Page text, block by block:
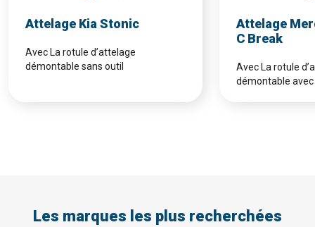
Attelage Kia Stonic
Avec La rotule d’attelage
démontable sans outil
Attelage
C Break
Avec La rotule
démontable
Les marques les plus recherchées